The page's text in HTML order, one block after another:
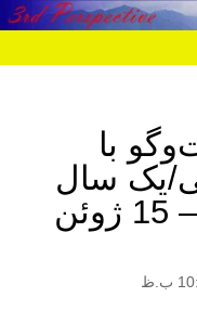
با
یک سال
جنگ و تفاهم‌نامه – 15 ژوئن